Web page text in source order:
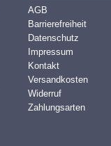
AGB
Barrierefreiheit
Datenschutz
Impressum
Kontakt
Versandkosten
Widerruf
Zahlungsarten